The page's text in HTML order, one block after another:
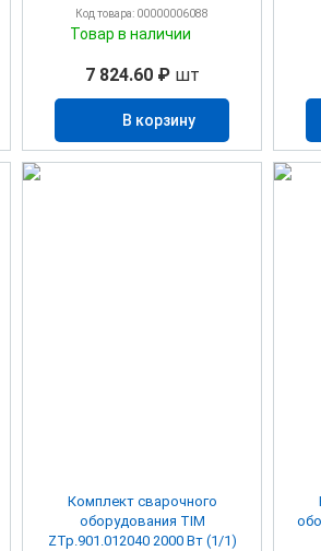
Код товара: 00000006088
Товар в наличии
7 824.60 ₽шт
В корзину
Комплект сварочного
оборудования TIM
ZTp.901.012040 2000 Вт (1/1)